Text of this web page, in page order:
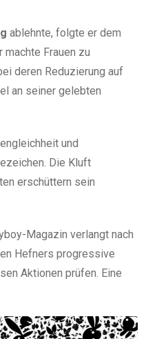
ablehnte, folgte er dem
Frauen zu
deren Reduzierung auf
an seiner gelebten
und
Die Kluft
erschüttern sein
Magazin verlangt nach
Hefners progressive
Aktionen prüfen. Eine